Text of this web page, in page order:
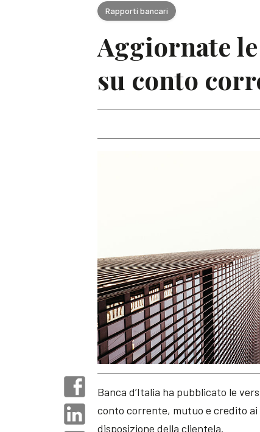
Rapporti bancari
Aggiornate
su conto
Banca d’Italia ha pubblicato le
conto corrente, mutuo e credito
disposizione della clientela.